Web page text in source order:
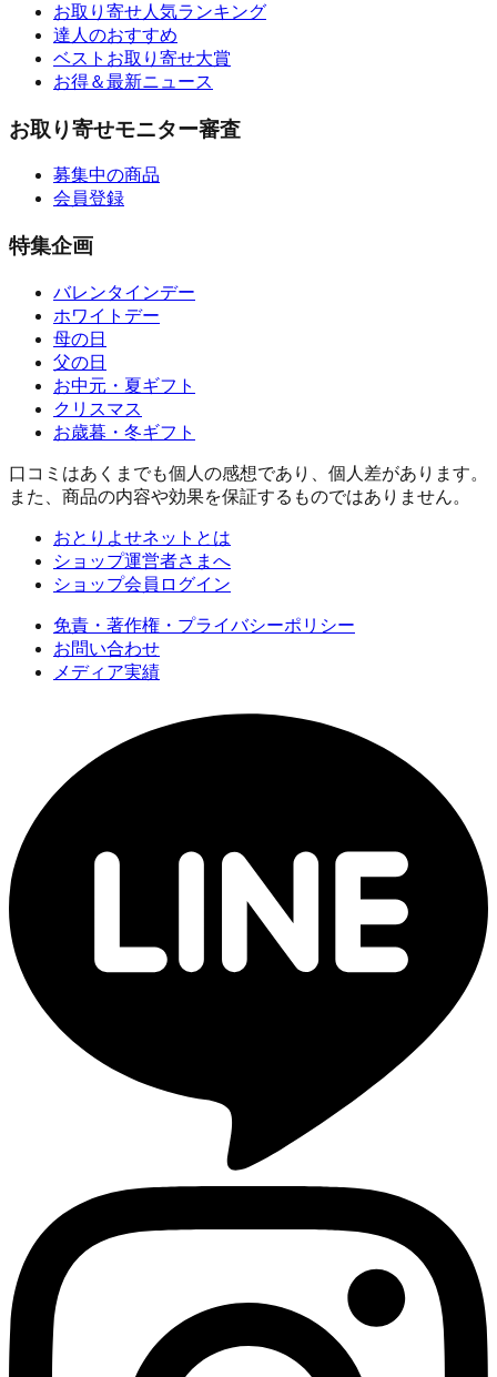
お取り寄せ人気ランキング
達人のおすすめ
ベストお取り寄せ大賞
お得＆最新ニュース
お取り寄せモニター審査
募集中の商品
会員登録
特集企画
バレンタインデー
ホワイトデー
母の日
父の日
お中元・夏ギフト
クリスマス
お歳暮・冬ギフト
口コミはあくまでも個人の感想であり、個人差があります。
また、商品の内容や効果を保証するものではありません。
おとりよせネットとは
ショップ運営者さまへ
ショップ会員ログイン
免責・著作権・プライバシーポリシー
お問い合わせ
メディア実績